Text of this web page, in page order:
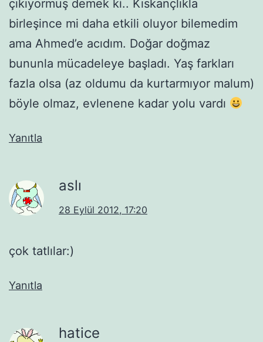
çıkıyormuş demek ki.. Kıskançlıkla
birleşince mi daha etkili oluyor bilemedim
ama Ahmed’e acıdım. Doğar doğmaz
bununla mücadeleye başladı. Yaş farkları
fazla olsa (az oldumu da kurtarmıyor malum)
böyle olmaz, evlenene kadar yolu vardı
Yanıtla
aslı
28 Eylül 2012, 17:20
çok tatlılar:)
Yanıtla
hatice